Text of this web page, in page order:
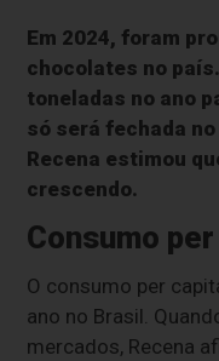
Em 2024, foram
chocolates no
toneladas no ano
só será fechada
Recena estimou
crescendo.
Consumo
O consumo per
ano no Brasil.
mercados, Recena